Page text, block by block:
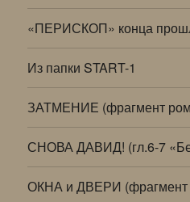
«ПЕРИСКОП» конца
Из папки START-1
ЗАТМЕНИЕ (фрагмент
СНОВА ДАВИД! (гл.6-7
ОКНА и ДВЕРИ (фрагмент